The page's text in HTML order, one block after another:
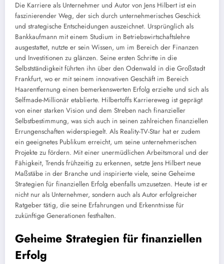
Die Karriere als Unternehmer und Autor von Jens Hilbert ist ein
faszinierender Weg, der sich durch unternehmerisches Geschick
und strategische Entscheidungen auszeichnet. Ursprünglich als
Bankkaufmann mit einem Studium in Betriebswirtschaftslehre
ausgestattet, nutzte er sein Wissen, um im Bereich der Finanzen
und Investitionen zu glänzen. Seine ersten Schritte in die
Selbstständigkeit führten ihn über den Odenwald in die Großstadt
Frankfurt, wo er mit seinem innovativen Geschäft im Bereich
Haarentfernung einen bemerkenswerten Erfolg erzielte und sich als
Selfmade-Millionär etablierte. Hilbertoffs Karriereweg ist geprägt
von einer starken Vision und dem Streben nach finanzieller
Selbstbestimmung, was sich auch in seinen zahlreichen finanziellen
Errungenschaften widerspiegelt. Als Reality-TV-Star hat er zudem
ein geeignetes Publikum erreicht, um seine unternehmerischen
Projekte zu fördern. Mit einer unermüdlichen Arbeitsmoral und der
Fähigkeit, Trends frühzeitig zu erkennen, setzte Jens Hilbert neue
Maßstäbe in der Branche und inspirierte viele, seine Geheime
Strategien für finanziellen Erfolg ebenfalls umzusetzen. Heute ist er
nicht nur als Unternehmer, sondern auch als Autor erfolgreicher
Ratgeber tätig, die seine Erfahrungen und Erkenntnisse für
zukünftige Generationen festhalten.
Geheime Strategien für finanziellen
Erfolg